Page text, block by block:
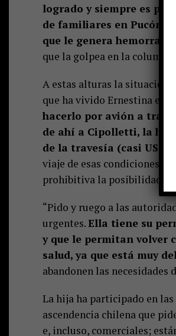
logrado y siempre es por
de familiares en Pucón y
que le genera
que la golpea en la columna
A estas alturas la situación,
que ha vivido Ernestina en
hacerlo por avión a
de ahí a Cipolletti, la hija
de la travesía (casi US$
viaje de esas condiciones;
prohibitiva la posibilidad de
“Pido y ruego a las
urgentes.Ella tiene su
y que le permitan volver
salud, ya que está muy
abandonen las
La hija ha participado en
ascendencia chilena que
e, incluso, comerciales;